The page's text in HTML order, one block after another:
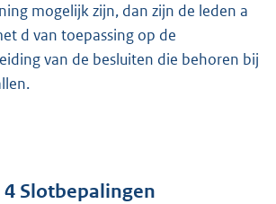
mogelijk zijn, dan zijn de leden a
d van toepassing op de
van de besluiten die behoren bij
Slotbepalingen